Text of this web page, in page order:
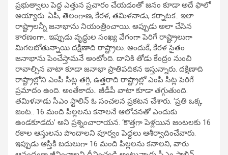
ప్రభుత్వాలు పెద్ద ఎత్తున ప్రచారం చేయడంతో జనం కూడా అదే ఫాలో
అయ్యారు. ఏపీ, తెలంగాణ, కేరళ, తమిళనాడు, కర్నాటక.. ఇలా
రాష్ట్రాలన్నీ జనాభాను నియంత్రించాయి. అప్పుడు అలా చేసిన
కారణంగా.. ఇప్పుడు వృద్ధుల సంఖ్య వేగంగా పెరిగే రాష్ట్రాలుగా
మిగలబోతున్నాయి దక్షిణాది రాష్ట్రాలు. అందుకే, కేరళ సైతం
జనాభాను పెంచేస్తామనే అంటోంది. దానికి తోడు కేంద్రం నుంచి
రావాల్సిన వాటా కూడా జనాభా ప్రాతిపదికన ఇస్తున్నారు. దక్షిణాది
రాష్ట్రాల్లోని ఎంపీ సీట్ల తగ్గి, ఉత్తరాది రాష్ట్రాల్లో ఎంపీ సీట్ల పెరిగే
ప్రమాదం ఉంది. అంతేకాదు.. జీడీపీ వాటా కూడా తగ్గుతుంది.
తమిళనాడు సీఎం స్టాలిన్ ఓ సంచలన ప్రకటన చేశారు. ‘ప్రతి ఒక్క
జంట.. 16 మంది పిల్లలను కనాలనే ఆలోచనతో ఎందుకు
ఉండకూడదు’ అని ప్రశ్నించారాయన. ‘కొత్తగా పెళ్లయిన జంటలకు 16
రకాల ఆస్తులను పొందాలని పూర్వం పెద్దలు ఆశీర్వాదించేవారు.
ఇప్పుడు ఆస్తికి బదులుగా 16 మంది పిల్లలను కనాలని, వారు